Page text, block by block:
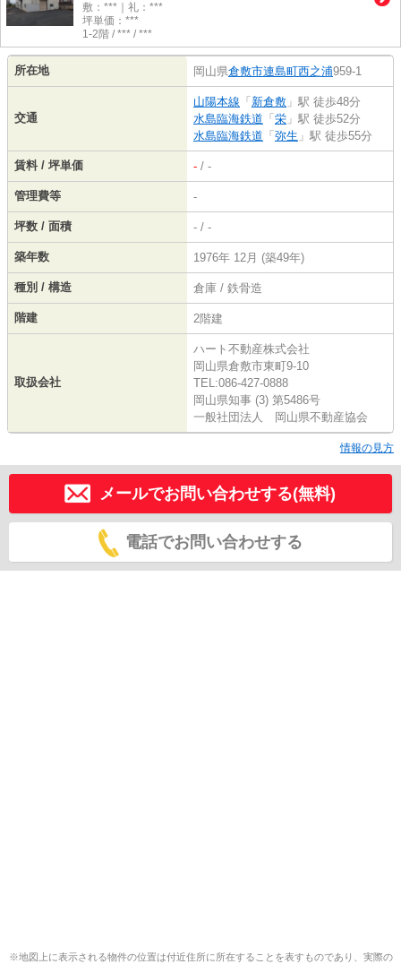
敷：***｜礼：***
坪単価：***
1-2階 / *** / ***
所在地 岡山県倉敷市連島町西之浦959-1
交通
山陽本線 「 新倉敷 」駅 徒歩48分
水島臨海鉄道 「 栄 」駅 徒歩52分
水島臨海鉄道 「 弥生 」駅 徒歩55分
賃料 / 坪単価 - / -
管理費等 -
坪数 / 面積 - / -
築年数 1976年 12月 (築49年)
種別 / 構造 倉庫 / 鉄骨造
階建 2階建
取扱会社
ハート不動産株式会社
岡山県倉敷市東町9-10
TEL:086-427-0888
岡山県知事 (3) 第5486号
一般社団法人 岡山県不動産協会
情報の見方
メールでお問い合わせする(無料)
電話でお問い合わせする
※地図上に表示される物件の位置は付近住所に所在することを表すものであり、実際の